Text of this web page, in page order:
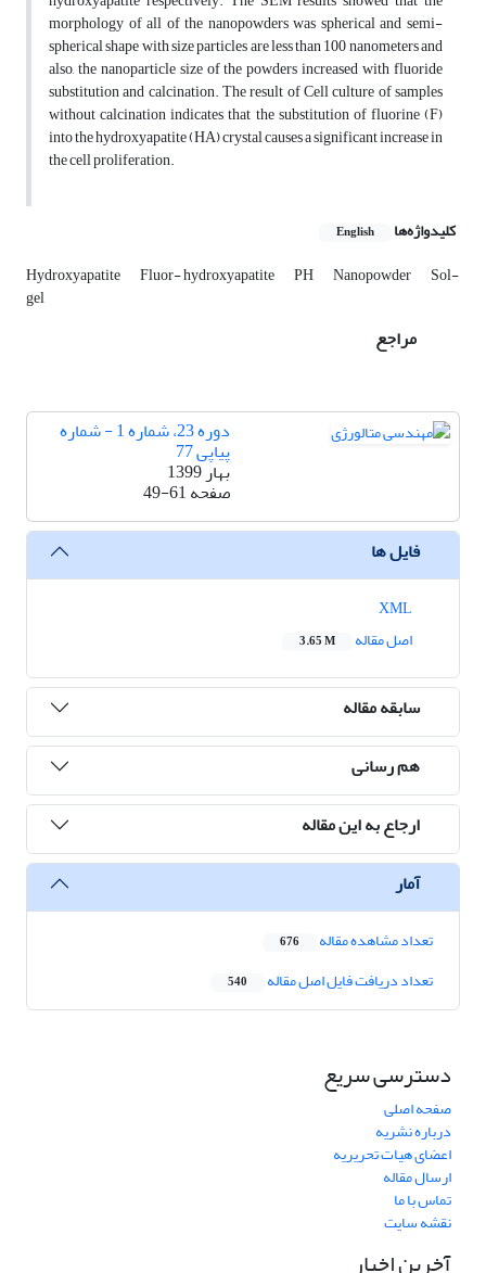
morphology of all of the nanopowders was spherical and semi-
spherical shape with size particles are less than 100 nanometers and
also, the nanoparticle size of the powders increased with fluoride
substitution and calcination. The result of Cell culture of samples
without calcination indicates that the substitution of fluorine (F)
into the hydroxyapatite (HA) crystal causes a significant increase in
the cell proliferation.
کلیدواژه‌ها English
Hydroxyapatite Fluor- hydroxyapatite PH Nanopowder Sol-
gel
مراجع
دوره 23، شماره 1 - شماره
پیاپی 77
بهار 1399
صفحه49-61
فایل ها
اصل مقاله
3.65 M
سابقه مقاله
هم رسانی
ارجاع به این مقاله
آمار
تعداد مشاهده مقاله 676
تعداد دریافت فایل اصل مقاله 540
دسترسی سریع
صفحه اصلی
درباره نشریه
اعضای هیات تحریریه
ارسال مقاله
تماس با ما
نقشه سایت
آخرین اخبار